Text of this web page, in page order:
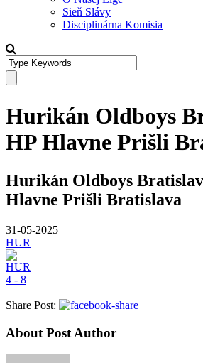
Sieň Slávy
Disciplinárna Komisia
Hurikán Oldboys
HP Hlavne Prišli
Hurikán Oldboys
Hlavne Prišli Bratislava
31-05-2025
HUR
4 - 8
Share Post:
About Post Author